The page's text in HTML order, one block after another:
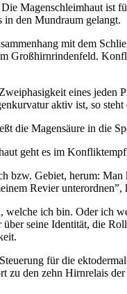
Magenschleimhaut
in den Mundraum gelangt.
mit dem
Großhirnrindenfeld.
eines
aktiv ist, so
die Magensäure in die
geht es im
bzw. Gebiet, herum:
Revier
ich bin. Oder ich
seine Identität, die
für die
den zehn Hirnrelais